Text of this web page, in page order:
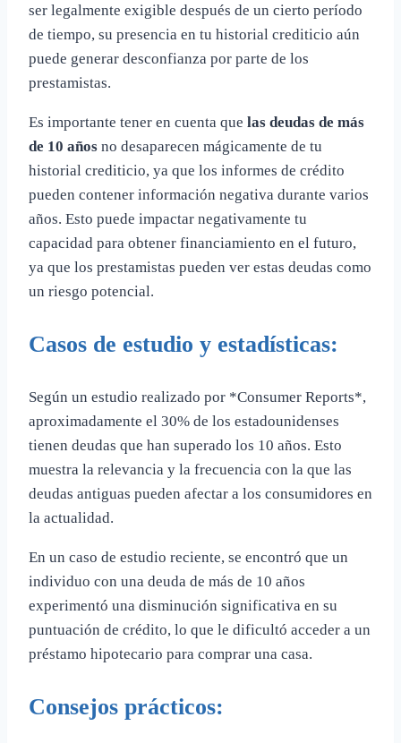
ser legalmente exigible después de un cierto período
de tiempo, su presencia en tu historial crediticio aún
puede generar desconfianza por parte de los
prestamistas.
Es importante tener en cuenta que las deudas de más
de 10 años no desaparecen mágicamente de tu
historial crediticio, ya que los informes de crédito
pueden contener información negativa durante varios
años. Esto puede impactar negativamente tu
capacidad para obtener financiamiento en el futuro,
ya que los prestamistas pueden ver estas deudas como
un riesgo potencial.
Casos de estudio y estadísticas:
Según un estudio realizado por *Consumer Reports*,
aproximadamente el 30% de los estadounidenses
tienen deudas que han superado los 10 años. Esto
muestra la relevancia y la frecuencia con la que las
deudas antiguas pueden afectar a los consumidores en
la actualidad.
En un caso de estudio reciente, se encontró que un
individuo con una deuda de más de 10 años
experimentó una disminución significativa en su
puntuación de crédito, lo que le dificultó acceder a un
préstamo hipotecario para comprar una casa.
Consejos prácticos: